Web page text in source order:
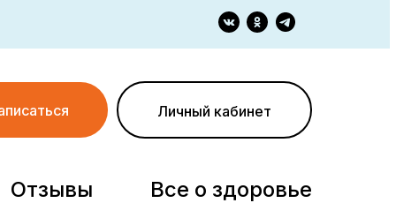
Личный кабинет
Отзывы Все о здоровье